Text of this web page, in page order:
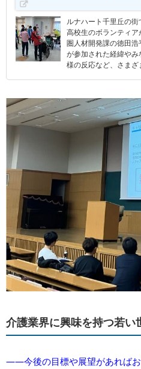
ルナハート千里丘の
高校生のボランティ
圏人材開発課の徳田
が参加された経緯や
様の反応など、さまざ
介護業界に興味を持つ若い
――今後の目標や展望があればお